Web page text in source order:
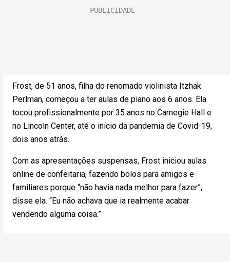
Frost, de 51 anos, filha do renomado violinista Itzhak
Perlman, começou a ter aulas de piano aos 6 anos. Ela
tocou profissionalmente por 35 anos no Carnegie Hall e
no Lincoln Center, até o início da pandemia de Covid-19,
dois anos atrás.
Com as apresentações suspensas, Frost iniciou aulas
online de confeitaria, fazendo bolos para amigos e
familiares porque “não havia nada melhor para fazer”,
disse ela. “Eu não achava que ia realmente acabar
vendendo alguma coisa.”